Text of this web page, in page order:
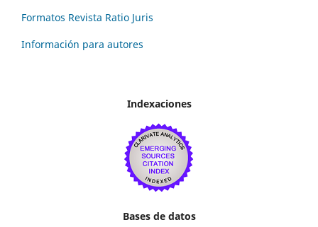
Formatos Revista Ratio Juris
Información para autores
Indexaciones
Bases de datos